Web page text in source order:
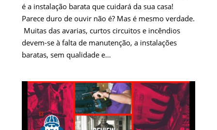
é a instalação barata que cuidará da sua casa!
Parece duro de ouvir não é? Mas é mesmo verdade.
Muitas das avarias, curtos circuitos e incêndios
devem-se à falta de manutenção, a instalações
baratas, sem qualidade e...